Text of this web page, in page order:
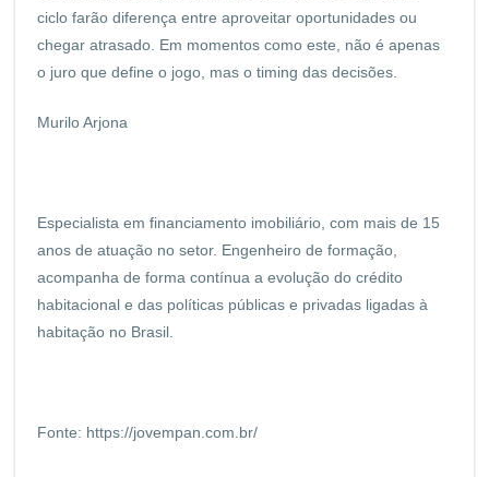
ciclo farão diferença entre aproveitar oportunidades ou
chegar atrasado. Em momentos como este, não é apenas
o juro que define o jogo, mas o timing das decisões.
Murilo Arjona
Especialista em financiamento imobiliário, com mais de 15
anos de atuação no setor. Engenheiro de formação,
acompanha de forma contínua a evolução do crédito
habitacional e das políticas públicas e privadas ligadas à
habitação no Brasil.
Fonte: https://jovempan.com.br/